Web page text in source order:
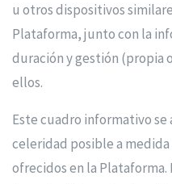
u otros dispositivos
Plataforma, junto con la
duración y gestión (propia
ellos.
Este cuadro informativo
celeridad posible a
ofrecidos en la